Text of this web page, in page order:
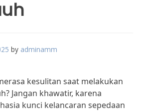
by adminamm
kesulitan saat melakukan
Jangan khawatir, karena
kunci kelancaran sepedaan